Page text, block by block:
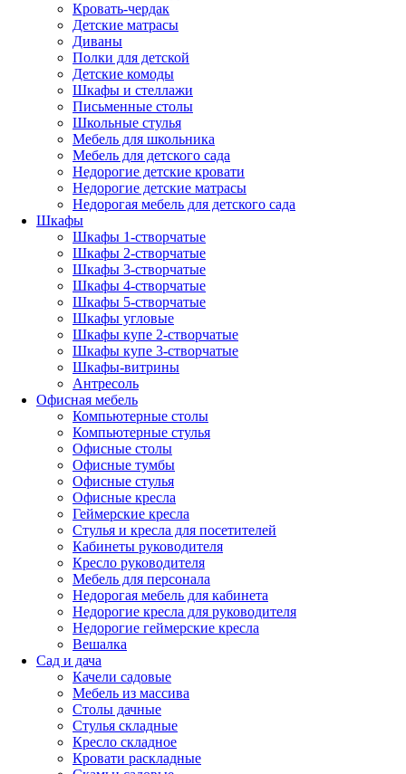
Кровать-чердак
Детские матрасы
Диваны
Полки для детской
Детские комоды
Шкафы и стеллажи
Письменные столы
Школьные стулья
Мебель для школьника
Мебель для детского сада
Недорогие детские кровати
Недорогие детские матрасы
Недорогая мебель для детского сада
Шкафы
Шкафы 1-створчатые
Шкафы 2-створчатые
Шкафы 3-створчатые
Шкафы 4-створчатые
Шкафы 5-створчатые
Шкафы угловые
Шкафы купе 2-створчатые
Шкафы купе 3-створчатые
Шкафы-витрины
Антресоль
Офисная мебель
Компьютерные столы
Компьютерные стулья
Офисные столы
Офисные тумбы
Офисные стулья
Офисные кресла
Геймерские кресла
Стулья и кресла для посетителей
Кабинеты руководителя
Кресло руководителя
Мебель для персонала
Недорогая мебель для кабинета
Недорогие кресла для руководителя
Недорогие геймерские кресла
Вешалка
Сад и дача
Качели садовые
Мебель из массива
Столы дачные
Стулья складные
Кресло складное
Кровати раскладные